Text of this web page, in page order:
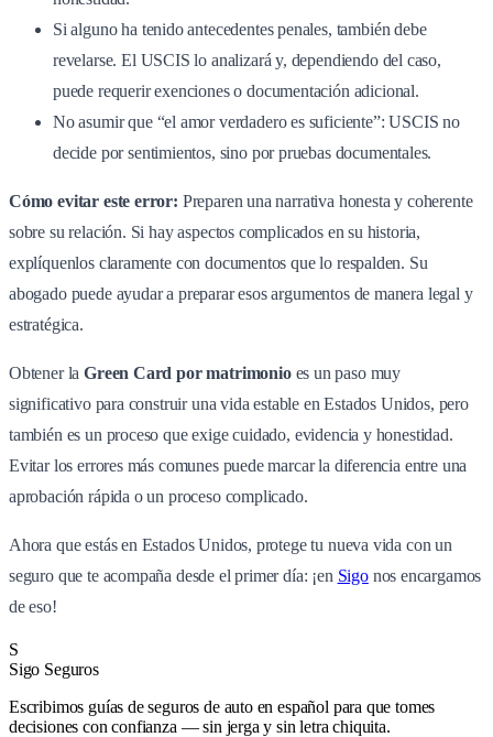
Si alguno ha tenido antecedentes penales, también debe
revelarse. El USCIS lo analizará y, dependiendo del caso,
puede requerir exenciones o documentación adicional.
No asumir que “el amor verdadero es suficiente”: USCIS no
decide por sentimientos, sino por pruebas documentales.
Cómo evitar este error: Preparen una narrativa honesta y coherente
sobre su relación. Si hay aspectos complicados en su historia,
explíquenlos claramente con documentos que lo respalden. Su
abogado puede ayudar a preparar esos argumentos de manera legal y
estratégica.
Obtener laGreen Card por matrimonioes un paso muy
significativo para construir una vida estable en Estados Unidos, pero
también es un proceso que exige cuidado, evidencia y honestidad.
Evitar los errores más comunes puede marcar la diferencia entre una
aprobación rápida o un proceso complicado.
Ahora que estás en Estados Unidos, protege tu nueva vida con un
seguro que te acompaña desde el primer día: ¡en Sigonos encargamos
de eso!
S
Sigo Seguros
Escribimos guías de seguros de auto en español para que tomes
decisiones con confianza — sin jerga y sin letra chiquita.